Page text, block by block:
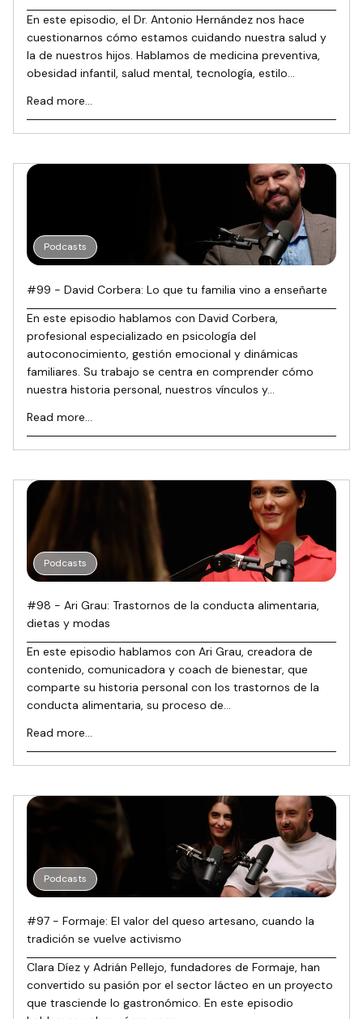
En este episodio, el Dr. Antonio Hernández nos hace
cuestionarnos cómo estamos cuidando nuestra salud y
la de nuestros hijos. Hablamos de medicina preventiva,
obesidad infantil, salud mental, tecnología, estilo...
Read more...
Podcasts
#99 - David Corbera: Lo que tu familia vino a enseñarte
En este episodio hablamos con David Corbera,
profesional especializado en psicología del
autoconocimiento, gestión emocional y dinámicas
familiares. Su trabajo se centra en comprender cómo
nuestra historia personal, nuestros vínculos y...
Read more...
Podcasts
#98 - Ari Grau: Trastornos de la conducta alimentaria,
dietas y modas
En este episodio hablamos con Ari Grau, creadora de
contenido, comunicadora y coach de bienestar, que
comparte su historia personal con los trastornos de la
conducta alimentaria, su proceso de...
Read more...
Podcasts
#97 - Formaje: El valor del queso artesano, cuando la
tradición se vuelve activismo
Clara Díez y Adrián Pellejo, fundadores de Formaje, han
convertido su pasión por el sector lácteo en un proyecto
que trasciende lo gastronómico. En este episodio